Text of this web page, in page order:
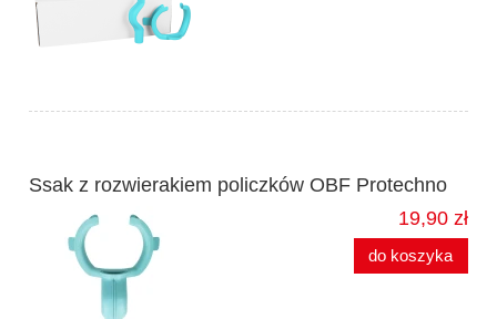
Ssak z rozwierakiem policzków OBF Protechno
19,90 zł
do koszyka